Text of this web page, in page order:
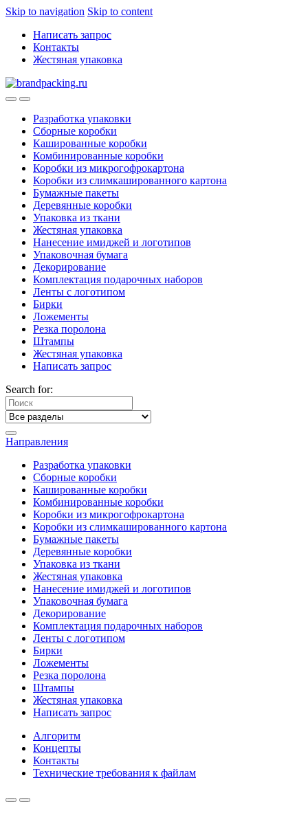
Skip to navigation Skip to content
Написать запрос
Контакты
Жестяная упаковка
Разработка упаковки
Сборные коробки
Кашированные коробки
Комбинированные коробки
Коробки из микрогофрокартона
Коробки из слимкашированного картона
Бумажные пакеты
Деревянные коробки
Упаковка из ткани
Жестяная упаковка
Нанесение имиджей и логотипов
Упаковочная бумага
Декорирование
Комплектация подарочных наборов
Ленты с логотипом
Бирки
Ложементы
Резка поролона
Штампы
Жестяная упаковка
Написать запрос
Search for:
Направления
Разработка упаковки
Сборные коробки
Кашированные коробки
Комбинированные коробки
Коробки из микрогофрокартона
Коробки из слимкашированного картона
Бумажные пакеты
Деревянные коробки
Упаковка из ткани
Жестяная упаковка
Нанесение имиджей и логотипов
Упаковочная бумага
Декорирование
Комплектация подарочных наборов
Ленты с логотипом
Бирки
Ложементы
Резка поролона
Штампы
Жестяная упаковка
Написать запрос
Алгоритм
Концепты
Контакты
Технические требования к файлам